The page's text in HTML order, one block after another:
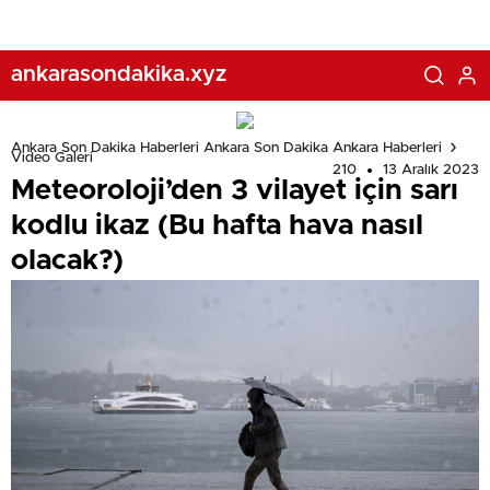
ankarasondakika.xyz
Ankara Son Dakika Haberleri Ankara Son Dakika Ankara Haberleri
Video Galeri
210
13 Aralık 2023
Meteoroloji’den 3 vilayet için sarı
kodlu ikaz (Bu hafta hava nasıl
olacak?)